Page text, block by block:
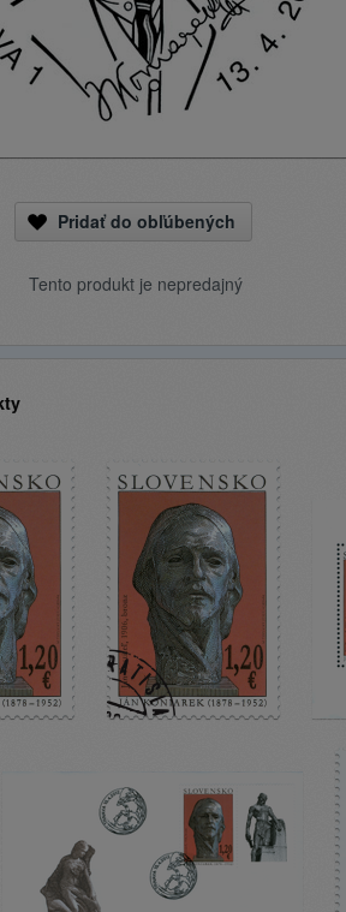
Pridať do obľúbených
Tento produkt je nepredajný